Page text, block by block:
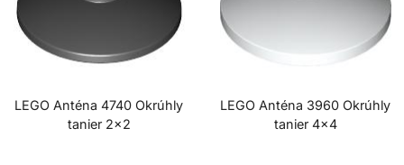
LEGO Anténa 4740 Okrúhly
tanier 2×2
LEGO Anténa 3960 Okrúhly
tanier 4×4